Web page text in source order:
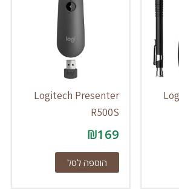
Logitech Presenter
R500S
₪169
הוספה לסל